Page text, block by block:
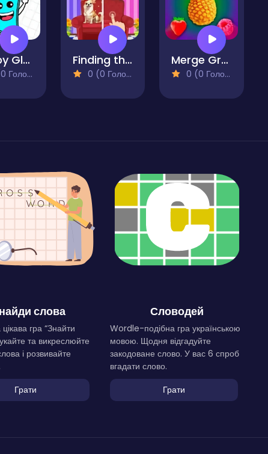
Happy Glass Finding the Differences in the Pictures
0 (0 Голосів)
Merge Gravity Fruits
0 (0 Голосів)
слова
гра “Знайти
та викреслюйте
і розвивайте
Грати
Словодей
Wordle-подібна гра українською
мовою. Щодня відгадуйте
закодоване слово. У вас 6 спроб
вгадати слово.
Грати